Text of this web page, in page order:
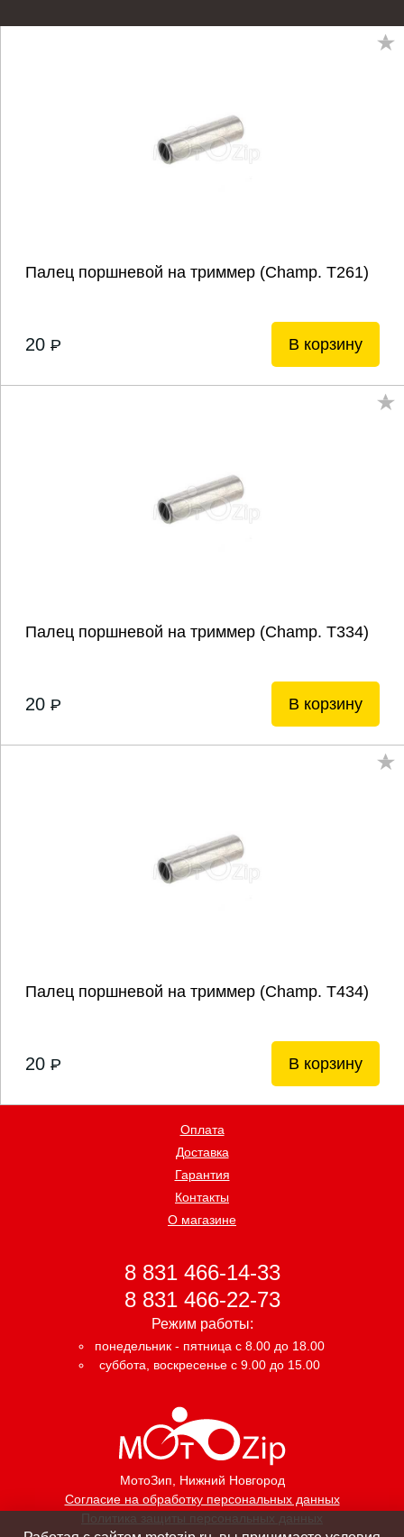
Палец поршневой на триммер (Champ. Т261)
20 P В корзину
Палец поршневой на триммер (Champ. Т334)
20 P В корзину
Палец поршневой на триммер (Champ. Т434)
20 P В корзину
МотоЗип, Нижний Новгород
Согласие на обработку персональных данных
Политика защиты персональных данных
Оплата
Доставка
Гарантия
Контакты
О магазине
8 831 466-14-33
8 831 466-22-73
Режим работы:
понедельник - пятница с 8.00 до 18.00
суббота, воскресенье с 9.00 до 15.00